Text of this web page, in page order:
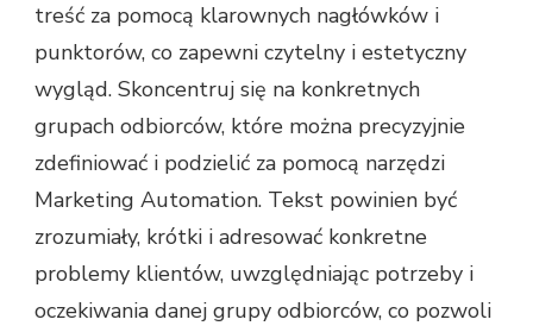
treść za pomocą klarownych nagłówków i
punktorów, co zapewni czytelny i estetyczny
wygląd. Skoncentruj się na konkretnych
grupach odbiorców, które można precyzyjnie
zdefiniować i podzielić za pomocą narzędzi
Marketing Automation. Tekst powinien być
zrozumiały, krótki i adresować konkretne
problemy klientów, uwzględniając potrzeby i
oczekiwania danej grupy odbiorców, co pozwoli